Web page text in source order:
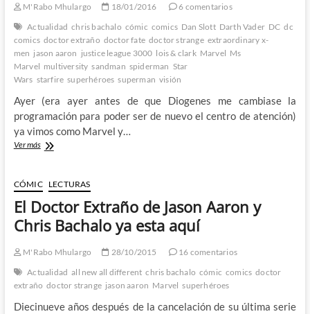
a
pasar?
M'Rabo Mhulargo 18/01/2016
6 comentarios
Actualidad chris bachalo cómic comics Dan Slott Darth Vader DC dc
comics doctor extraño doctor fate doctor strange extraordinary x-
men jason aaron justice league 3000 lois & clark Marvel Ms
Marvel multiversity sandman spiderman Star
Wars starfire superhéroes superman visión
Ayer (era ayer antes de que Diogenes me cambiase la
programación para poder ser de nuevo el centro de atención)
ya vimos como Marvel y…
Ver másLos
de
2015.
Y
algunos
de
peores,
también
Parte
CÓMIC LECTURAS
El Doctor Extraño de Jason Aaron y
Chris Bachalo ya esta aquí
M'Rabo Mhulargo 28/10/2015
16 comentarios
Actualidad all new all different chris bachalo cómic comics doctor
extraño doctor strange jason aaron Marvel superhéroes
Diecinueve años después de la cancelación de su última serie